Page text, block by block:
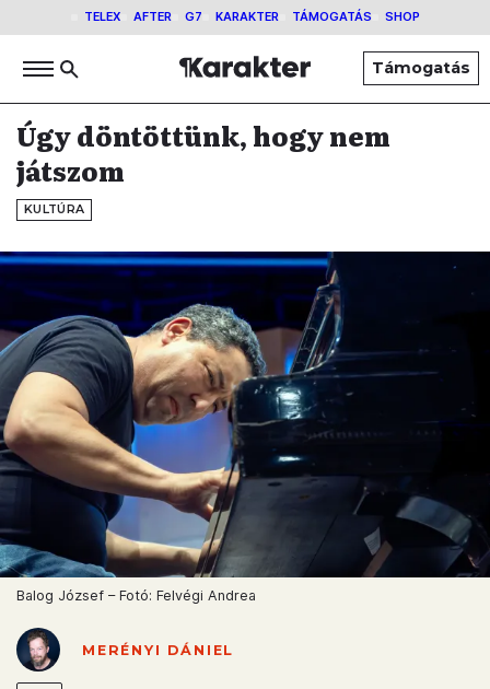
TELEX AFTER G7 KARAKTER TÁMOGATÁS SHOP
Támogatás
Úgy döntöttünk, hogy nem
játszom
KULTÚRA
Balog József – Fotó: Felvégi Andrea
MERÉNYI DÁNIEL